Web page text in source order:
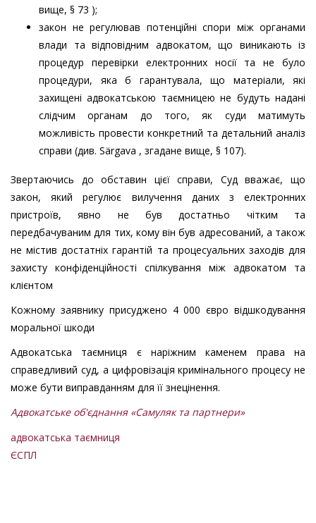
вище, § 73 );
закон не регулював потенційні спори між органами
влади та відповідним адвокатом, що виникають із
процедур перевірки електронних носії та не було
процедури, яка б гарантувала, що матеріали, які
захищені адвокатською таємницею не будуть надані
слідчим органам до того, як суди матимуть
можливість провести конкретний та детальний аналіз
справи (див. Särgava , згадане вище, § 107).
Звертаючись до обставин цієї справи, Суд вважає, що
закон, який регулює вилучення даних з електронних
пристроїв, явно не був достатньо чітким та
передбачуваним для тих, кому він був адресований, а також
не містив достатніх гарантій та процесуальних заходів для
захисту конфіденційності спілкування між адвокатом та
клієнтом
Кожному заявнику присуджено 4 000 євро відшкодування
моральної шкоди
Адвокатська таємниця є наріжним каменем права на
справедливий суд, а цифровізація кримінального процесу не
може бути виправданням для її знецінення.
Адвокатське об'єднання «Самуляк та партнери»
адвокатська таємниця
ЄСПЛ